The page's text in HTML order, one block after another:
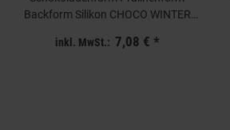
Backform Silikon CHOCO WINTER
inkl. MwSt.: 7,08 € *